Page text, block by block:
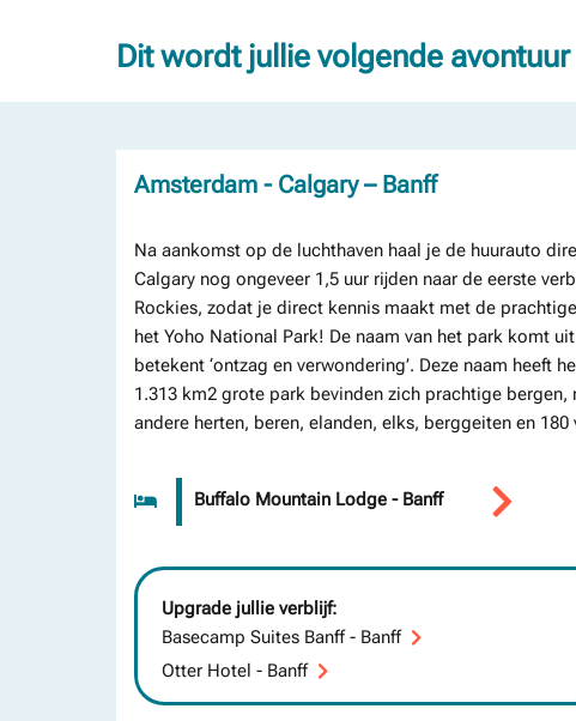
Dit wordt jullie volgende avontuur
Amsterdam - Calgary – Banff
Na aankomst op de luchthaven haal je de huurauto
Calgary nog ongeveer 1,5 uur rijden naar de eerste
Rockies, zodat je direct kennis maakt met de
het Yoho National Park! De naam van het park komt
betekent ‘ontzag en verwondering’. Deze naam heeft
1.313 km2 grote park bevinden zich prachtige bergen,
andere herten, beren, elanden, elks, berggeiten en
Buffalo Mountain Lodge - Banff
Upgrade jullie verblijf:
Basecamp Suites Banff - Banff
Otter Hotel - Banff